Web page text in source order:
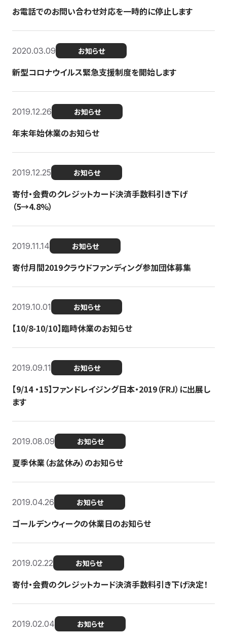
お電話でのお問い合わせ対応を一時的に停止します
2020.03.09 お知らせ
新型コロナウイルス緊急支援制度を開始します
2019.12.26 お知らせ
年末年始休業のお知らせ
2019.12.25 お知らせ
寄付・会費のクレジットカード決済手数料引き下げ
（5→4.8%）
2019.11.14 お知らせ
寄付月間2019クラウドファンディング参加団体募集
2019.10.01 お知らせ
【10/8-10/10】臨時休業のお知らせ
2019.09.11 お知らせ
【9/14 ・15】ファンドレイジング日本・2019（FRJ）に出展し
ます
2019.08.09 お知らせ
夏季休業（お盆休み）のお知らせ
2019.04.26 お知らせ
ゴールデンウィークの休業日のお知らせ
2019.02.22 お知らせ
寄付・会費のクレジットカード決済手数料引き下げ決定！
2019.02.04 お知らせ